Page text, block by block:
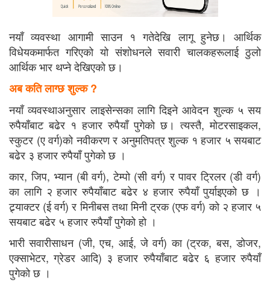
नयाँ व्यवस्था आगामी साउन १ गतेदेखि लागू हुनेछ। आर्थिक
विधेयकमार्फत गरिएको यो संशोधनले सवारी चालकहरूलाई ठुलो
आर्थिक भार थप्ने देखिएको छ।
अब कति लाग्छ शुल्क ?
नयाँ व्यवस्थाअनुसार लाइसेन्सका लागि दिइने आवेदन शुल्क ५ सय
रुपैयाँबाट बढेर १ हजार रुपैयाँ पुगेको छ। त्यस्तै, मोटरसाइकल,
स्कुटर (ए वर्ग)को नवीकरण र अनुमतिपत्र शुल्क १ हजार ५ सयबाट
बढेर ३ हजार रुपैयाँ पुगेको छ ।
कार, जिप, भ्यान (बी वर्ग), टेम्पो (सी वर्ग) र पावर ट्रिलर (डी वर्ग)
का लागि २ हजार रुपैयाँबाट बढेर ४ हजार रुपैयाँ पुर्याइएको छ ।
ट्र्याक्टर (ई वर्ग) र मिनीबस तथा मिनी ट्रक (एफ वर्ग) को २ हजार ५
सयबाट बढेर ५ हजार रुपैयाँ पुगेको हो ।
भारी सवारीसाधन (जी, एच, आई, जे वर्ग) का (ट्रक, बस, डोजर,
एक्साभेटर, ग्रेडर आदि) ३ हजार रुपैयाँबाट बढेर ६ हजार रुपैयाँ
पुगेको छ ।